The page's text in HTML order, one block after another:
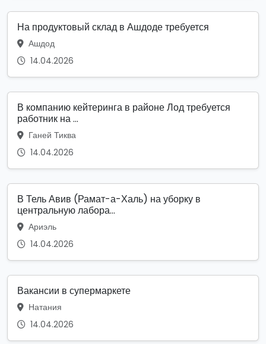
На продуктовый склад в Ашдоде требуется
Ашдод
14.04.2026
В компанию кейтеринга в районе Лод требуется
работник на ...
Ганей Тиква
14.04.2026
В Тель Авив (Рамат-а-Халь) на уборку в
центральную лабора...
Ариэль
14.04.2026
Вакансии в супермаркете
Натания
14.04.2026